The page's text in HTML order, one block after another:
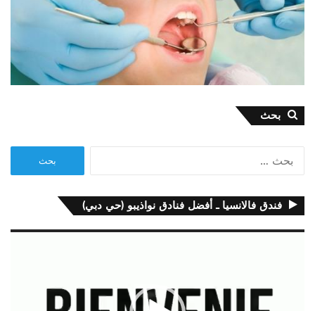
بحث
فندق فالانسيا ـ أفضل فنادق نواذيبو (حي دبي)